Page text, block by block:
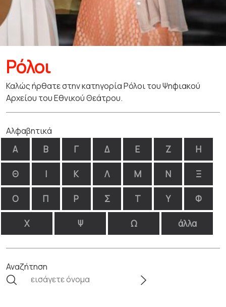
Ρόλοι
Καλώς ήρθατε στην κατηγορία Ρόλοι του Ψηφιακού
Αρχείου του Εθνικού Θεάτρου.
Αλφαβητικά
Α Β Γ Δ Ε Ζ Η
Θ Ι Κ Λ Μ Ν Ξ
Ο Π Ρ Σ Τ Υ Φ
Χ Ψ Ω άλλα
Αναζήτηση